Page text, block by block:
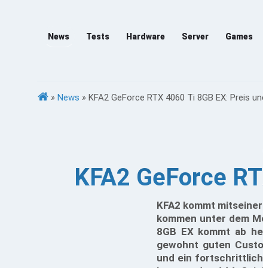
News Tests Hardware Server Games
» News » KFA2 GeForce RTX 4060 Ti 8GB EX: Preis
KFA2 GeForce
KFA2 kommt
kommen unter dem
8GB EX kommt ab
gewohnt guten
und ein